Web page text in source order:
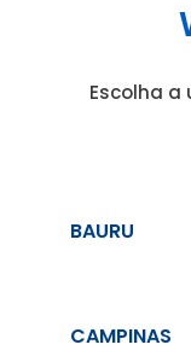
Escolha
BAURU
CAMPINAS